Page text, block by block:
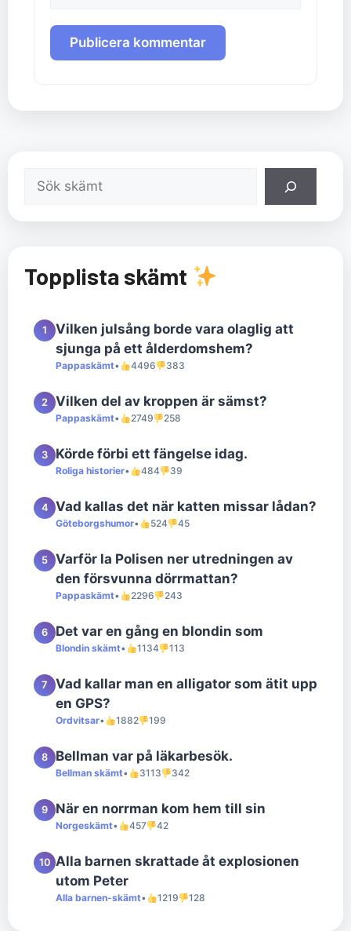
Sök
Topplista skämt
1
Vilken julsång borde vara olaglig att
sjunga på ett ålderdomshem?
Pappaskämt• 4496 383
2 Vilken del av kroppen är sämst?
Pappaskämt• 2749 258
3 Körde förbi ett fängelse idag.
Roliga historier• 484 39
4 Vad kallas det när katten missar lådan?
Göteborgshumor• 524 45
5
Varför la Polisen ner utredningen av
den försvunna dörrmattan?
Pappaskämt• 2296 243
6 Det var en gång en blondin som
Blondin skämt• 1134 113
7
Vad kallar man en alligator som ätit upp
en GPS?
Ordvitsar• 1882 199
8 Bellman var på läkarbesök.
Bellman skämt• 3113 342
9 När en norrman kom hem till sin
Norgeskämt• 457 42
10 Alla barnen skrattade åt explosionen
utom Peter
Alla barnen-skämt• 1219 128